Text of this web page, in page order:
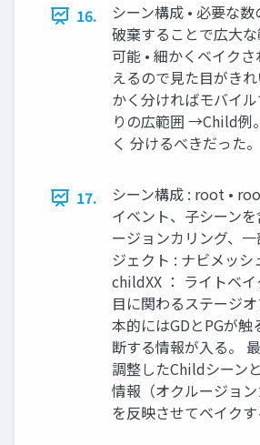
16.
シーン構成 • 必要な
破棄することで広⼤
可能 • 細かくベイク
えるので⾒た⽬がき
かく分ければモバイ
りの広範囲 →Child例
く 分けるべきだった。
17.
シーン構成 : root •
イベント、⼦シーン
ージョンカリング、
ジェクト : ナビメッシ
childXX ： ライトベ
⽬に関わるステージ
本的にはGDとPGが触
断する情報が⼊る。
調整したChildシーン
情報（オクルージョン
を反映させてベイクす